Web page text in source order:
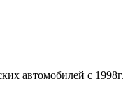
автомобилей с 1998г.